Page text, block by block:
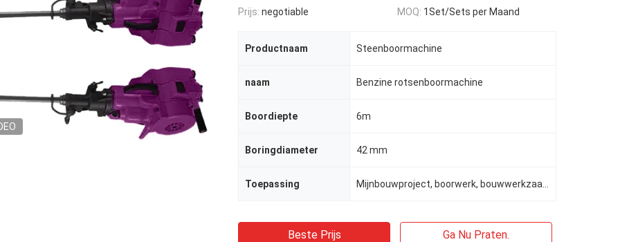
Prijs: negotiable MOQ: 1Set/Sets per Maand
Productnaam Steenboormachine
naam Benzine rotsenboormachine
Boordiepte 6m
Boringdiameter 42 mm
Toepassing
Beste Prijs Ga Nu Praten.